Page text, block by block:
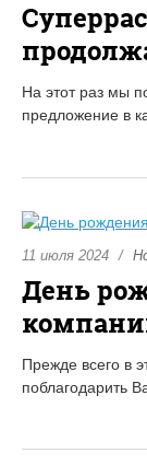
На этот раз мы
предложение в
11 июля 2024
День
Прежде всего в
поблагодарить